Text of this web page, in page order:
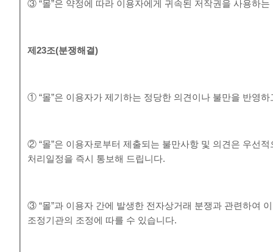
③ “몰”은 약정에 따라 이용자에게 귀속된 저작권을 사용하
제23조(분쟁해결)
① “몰”은 이용자가 제기하는 정당한 의견이나 불만을 반영
② “몰”은 이용자로부터 제출되는 불만사항 및 의견은 우선
처리일정을 즉시 통보해 드립니다.
③ “몰”과 이용자 간에 발생한 전자상거래 분쟁과 관련하여
조정기관의 조정에 따를 수 있습니다.